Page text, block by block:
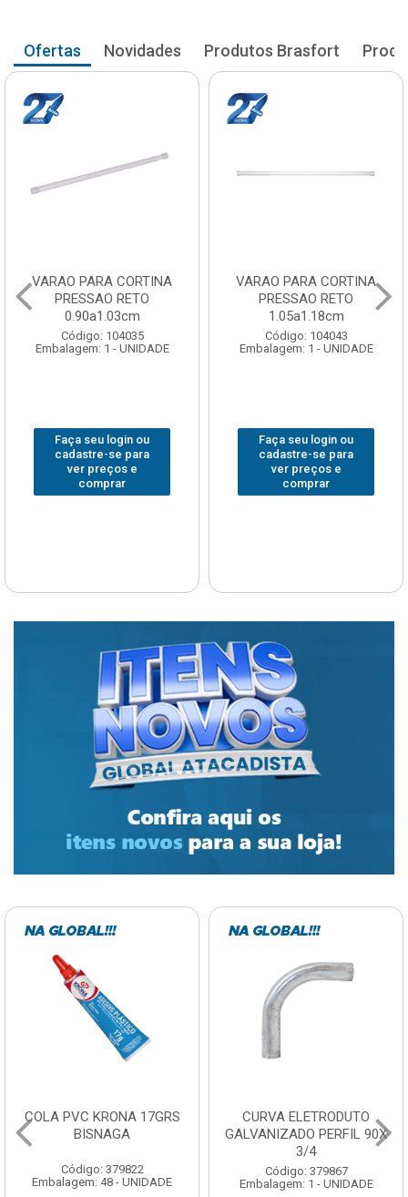
Ofertas Novidades Produtos Brasfort
VARAO PARA CORTINA
PRESSAO RETO
0.90a1.03cm
Código: 104035
Embalagem: 1 - UNIDADE
Faça seu login ou
cadastre-se para
ver preços e
comprar
VARAO PARA CORTINA
PRESSAO RETO
1.05a1.18cm
Código: 104043
Embalagem: 1 - UNIDADE
Faça seu login ou
cadastre-se para
ver preços e
comprar
COLA PVC KRONA 17GRS
BISNAGA
Código: 379822
Embalagem: 48 - UNIDADE
CURVA ELETRODUTO
GALVANIZADO PERFIL 90X
3/4
Código: 379867
Embalagem: 1 - UNIDADE